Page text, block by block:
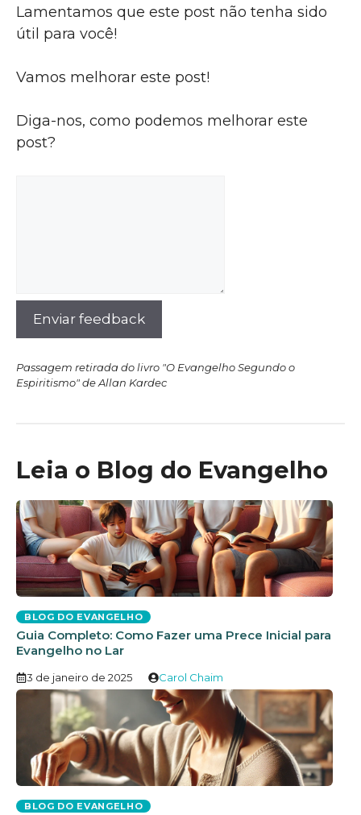
Lamentamos que este post não tenha sido
útil para você!
Vamos melhorar este post!
Diga-nos, como podemos melhorar este
post?
Enviar feedback
Passagem retirada do livro "O Evangelho Segundo o
Espiritismo" de Allan Kardec
Leia o Blog do Evangelho
BLOG DO EVANGELHO
Guia Completo: Como Fazer uma Prece Inicial para
Evangelho no Lar
3 de janeiro de 2025 Carol Chaim
BLOG DO EVANGELHO